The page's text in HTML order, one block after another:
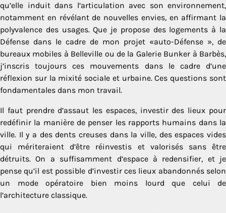
qu’elle induit dans l’articulation avec son environnement,
notamment en révélant de nouvelles envies, en affirmant la
polyvalence des usages. Que je propose des logements à la
Défense dans le cadre de mon projet «auto-Défense », de
bureaux mobiles à Belleville ou de la Galerie Bunker à Barbès,
j’inscris toujours ces mouvements dans le cadre d’une
réflexion sur la mixité sociale et urbaine. Ces questions sont
fondamentales dans mon travail.
Il faut prendre d’assaut les espaces, investir des lieux pour
redéfinir la manière de penser les rapports humains dans la
ville. Il y a des dents creuses dans la ville, des espaces vides
qui mériteraient d’être réinvestis et valorisés sans être
détruits. On a suffisamment d’espace à redensifier, et je
pense qu’il est possible d’investir ces lieux abandonnés selon
un mode opératoire bien moins lourd que celui de
l’architecture classique.